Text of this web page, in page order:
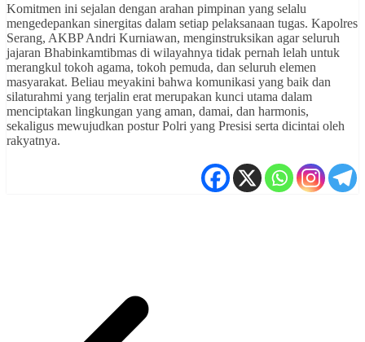
Komitmen ini sejalan dengan arahan pimpinan yang selalu
mengedepankan sinergitas dalam setiap pelaksanaan tugas. Kapolres
Serang, AKBP Andri Kurniawan, menginstruksikan agar seluruh
jajaran Bhabinkamtibmas di wilayahnya tidak pernah lelah untuk
merangkul tokoh agama, tokoh pemuda, dan seluruh elemen
masyarakat. Beliau meyakini bahwa komunikasi yang baik dan
silaturahmi yang terjalin erat merupakan kunci utama dalam
menciptakan lingkungan yang aman, damai, dan harmonis,
sekaligus mewujudkan postur Polri yang Presisi serta dicintai oleh
rakyatnya.